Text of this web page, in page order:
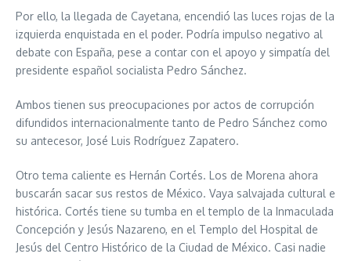
Por ello, la llegada de Cayetana, encendió las luces rojas de la
izquierda enquistada en el poder. Podría impulso negativo al
debate con España, pese a contar con el apoyo y simpatía del
presidente español socialista Pedro Sánchez.
Ambos tienen sus preocupaciones por actos de corrupción
difundidos internacionalmente tanto de Pedro Sánchez como
su antecesor, José Luis Rodríguez Zapatero.
Otro tema caliente es Hernán Cortés. Los de Morena ahora
buscarán sacar sus restos de México. Vaya salvajada cultural e
histórica. Cortés tiene su tumba en el templo de la Inmaculada
Concepción y Jesús Nazareno, en el Templo del Hospital de
Jesús del Centro Histórico de la Ciudad de México. Casi nadie